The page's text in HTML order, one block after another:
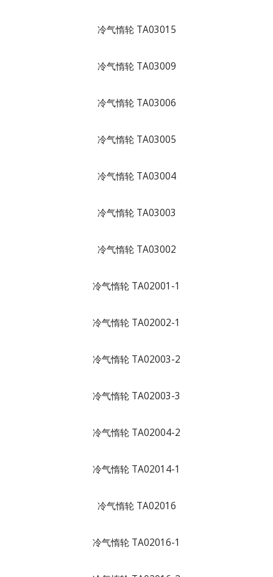
冷气惰轮 TA03015
冷气惰轮 TA03009
冷气惰轮 TA03006
冷气惰轮 TA03005
冷气惰轮 TA03004
冷气惰轮 TA03003
冷气惰轮 TA03002
冷气惰轮 TA02001-1
冷气惰轮 TA02002-1
冷气惰轮 TA02003-2
冷气惰轮 TA02003-3
冷气惰轮 TA02004-2
冷气惰轮 TA02014-1
冷气惰轮 TA02016
冷气惰轮 TA02016-1